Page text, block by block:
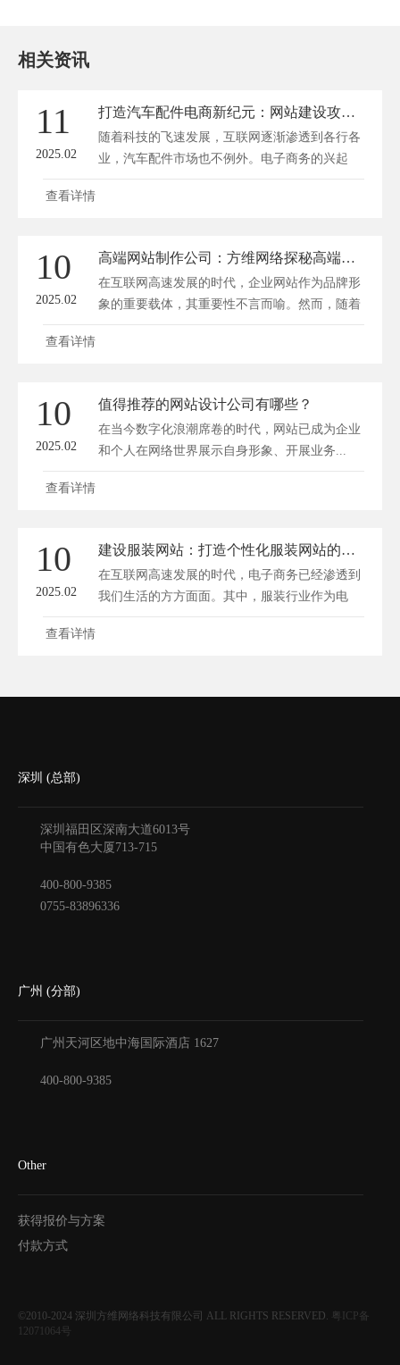
相关资讯
11
2025.02
打造汽车配件电商新纪元：网站建设攻略与商机挖掘
随着科技的飞速发展，互联网逐渐渗透到各行各
业，汽车配件市场也不例外。电子商务的兴起
为...
查看详情
10
2025.02
高端网站制作公司：方维网络探秘高端网站定制的必要性分析
在互联网高速发展的时代，企业网站作为品牌形
象的重要载体，其重要性不言而喻。然而，随着
市...
查看详情
10
2025.02
值得推荐的网站设计公司有哪些？
在当今数字化浪潮席卷的时代，网站已成为企业
和个人在网络世界展示自身形象、开展业务...
查看详情
10
2025.02
建设服装网站：打造个性化服装网站的匠心之旅
在互联网高速发展的时代，电子商务已经渗透到
我们生活的方方面面。其中，服装行业作为电
商...
查看详情
深圳 (总部)
深圳福田区深南大道6013号
中国有色大厦713-715
400-800-9385
0755-83896336
广州 (分部)
广州天河区地中海国际酒店 1627
400-800-9385
Other
获得报价与方案
付款方式
©2010-2024 深圳方维网络科技有限公司 ALL RIGHTS RESERVED.
粤ICP备
12071064号